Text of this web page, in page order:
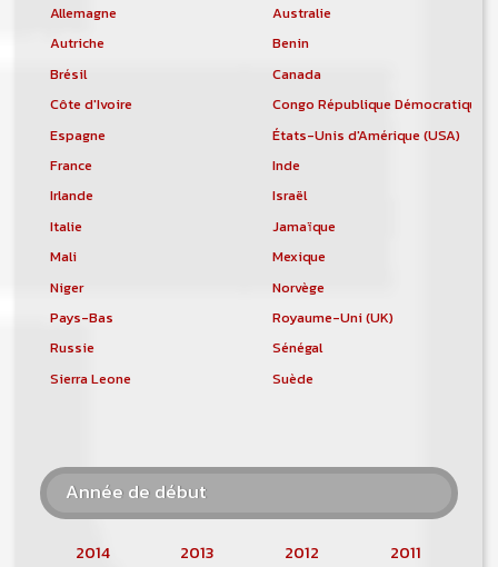
Allemagne
Australie
Autriche
Benin
Brésil
Canada
Côte d'Ivoire
Congo République Démocratique
Espagne
États-Unis d'Amérique (USA)
France
Inde
Irlande
Israël
Italie
Jamaïque
Mali
Mexique
Niger
Norvège
Pays-Bas
Royaume-Uni (UK)
Russie
Sénégal
Sierra Leone
Suède
Année de début
2014 2013 2012
2011